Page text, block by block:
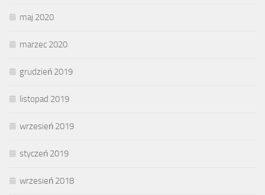
maj 2020
marzec 2020
grudzień 2019
listopad 2019
wrzesień 2019
styczeń 2019
wrzesień 2018